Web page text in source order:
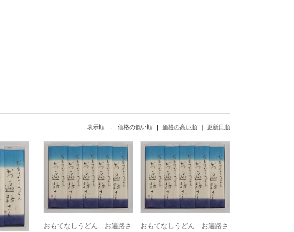
表示順 : 価格の低い順 価格の高い順 更新日順
おもてなしうどん お遍路さ
おもてなしうどん お遍路さ